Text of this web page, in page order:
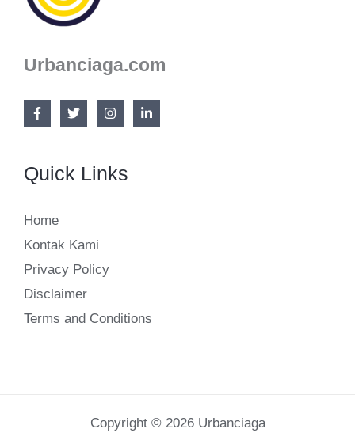
Lucu
Urbanciaga.com
Quick Links
Home
Kontak Kami
Privacy Policy
Disclaimer
Terms and Conditions
Copyright © 2026 Urbanciaga